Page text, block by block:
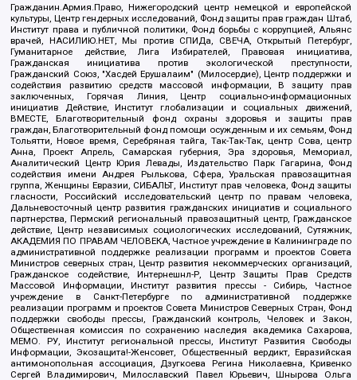
Гражданин.Армия.Право, Нижегородский центр немецкой и европейской
культуры, Центр гендерных исследований, Фонд защиты прав граждан Штаб,
Институт права и публичной политики, Фонд борьбы с коррупцией, Альянс
врачей, НАСИЛИЮ.НЕТ, Мы против СПИДа, СВЕЧА, Открытый Петербург,
Гуманитарное действие, Лига Избирателей, Правовая инициатива,
Гражданская инициатива против экологической преступности,
Гражданский Союз, "Хасдей Ерушалаим" (Милосердие), Центр поддержки и
содействия развитию средств массовой информации, В защиту прав
заключенных, Горячая Линия, Центр социально-информационных
инициатив Действие, Институт глобализации и социальных движений,
ВМЕСТЕ, Благотворительный фонд охраны здоровья и защиты прав
граждан, Благотворительный фонд помощи осужденным и их семьям, Фонд
Тольятти, Новое время, Серебряная тайга, Так-Так-Так, центр Сова, центр
Анна, Проект Апрель, Самарская губерния, Эра здоровья, Мемориал,
Аналитический Центр Юрия Левады, Издательство Парк Гагарина, Фонд
содействия имени Андрея Рылькова, Сфера, Уральская правозащитная
группа, Женщины Евразии, СИБАЛЬТ, Институт прав человека, Фонд защиты
гласности, Российский исследовательский центр по правам человека,
Дальневосточный центр развития гражданских инициатив и социального
партнерства, Пермский региональный правозащитный центр, Гражданское
действие, Центр независимых социологических исследований, Сутяжник,
АКАДЕМИЯ ПО ПРАВАМ ЧЕЛОВЕКА, Частное учреждение в Калининграде по
административной поддержке реализации программ и проектов Совета
Министров северных стран, Центр развития некоммерческих организаций,
Гражданское содействие, Интернешнл-Р, Центр Защиты Прав Средств
Массовой Информации, Институт развития прессы - Сибирь, Частное
учреждение в Санкт-Петербурге по административной поддержке
реализации программ и проектов Совета Министров Северных Стран, Фонд
поддержки свободы прессы, Гражданский контроль, Человек и Закон,
Общественная комиссия по сохранению наследия академика Сахарова,
МЕМО. РУ, Институт региональной прессы, Институт Развития Свободы
Информации, Экозащита!-Женсовет, Общественный вердикт, Евразийская
антимонопольная ассоциация, Дзугкоева Регина Николаевна, Кривенко
Сергей Владимирович, Милославский Павел Юрьевич, Шнырова Ольга